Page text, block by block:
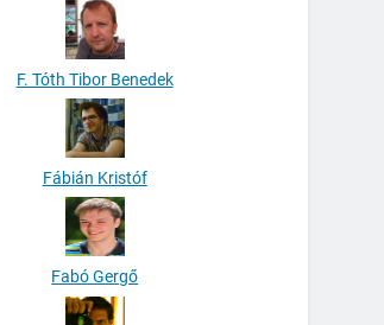
F. Tóth Tibor Benedek
Fábián Kristóf
Fabó Gergő